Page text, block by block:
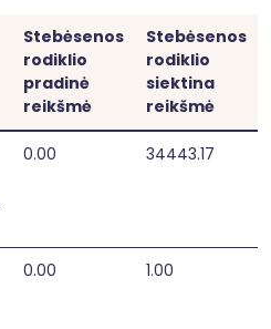
Stebėsenos
rodiklio
pradinė
reikšmė
Stebėsenos
rodiklio
siektina
reikšmė
0.00 34443.17
0.00 1.00